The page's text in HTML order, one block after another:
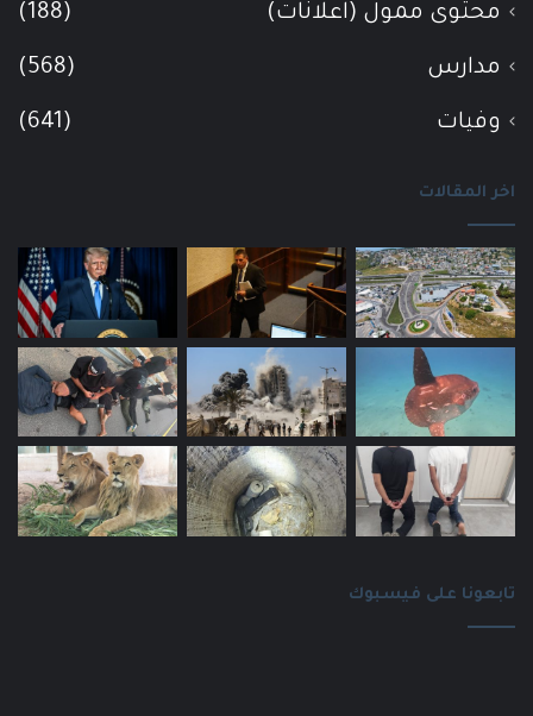
محتوى ممول (اعلانات) (188)
مدارس (568)
وفيات (641)
اخر المقالات
تابعونا على فيسبوك